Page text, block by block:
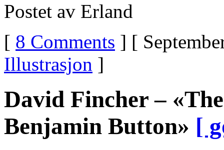
Postet av Erland
[ 8 Comments ] [
Illustrasjon ]
David Fincher –
Benjamin Button» [